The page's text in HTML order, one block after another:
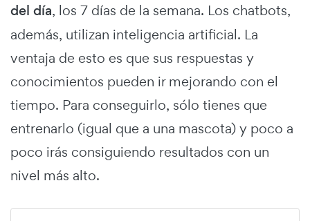
del día, los 7 días de la semana. Los chatbots,
además, utilizan inteligencia artificial. La
ventaja de esto es que sus respuestas y
conocimientos pueden ir mejorando con el
tiempo. Para conseguirlo, sólo tienes que
entrenarlo (igual que a una mascota) y poco a
poco irás consiguiendo resultados con un
nivel más alto.